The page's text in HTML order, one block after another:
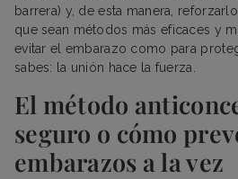
barrera) y, de esta manera,
que sean métodos más eficaces y
evitar el embarazo como para
sabes: la unión hace la fuerza.
El método
seguro o cómo
embarazos a la vez